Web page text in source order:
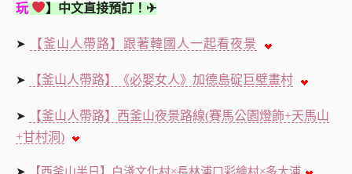
玩
】中文直接預訂 ！✈
➤ 【釜山人帶路】跟著韓國人一起看夜景
➤ 【釜山人帶路】《必娶女人》加德島碇巨壁畫村
➤
【釜山人帶路】西釜山夜景路線(賽馬公園燈飾+天馬山
+甘村洞)
➤ 【西釜山半日】白淺文化村×長林浦口彩繪村×多大浦